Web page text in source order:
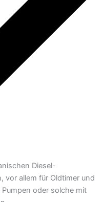
Diesel-
vor allem für Oldtimer und
oder solche mit